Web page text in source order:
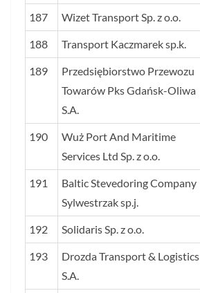
187 Wizet Transport Sp. z o.o.
188 Transport Kaczmarek sp.k.
189
Przedsiębiorstwo Przewozu
Towarów Pks Gdańsk-Oliwa
S.A.
190
Wuż Port And Maritime
Services Ltd Sp. z o.o.
191
Baltic Stevedoring Company
Sylwestrzak sp.j.
192 Solidaris Sp. z o.o.
193
Drozda Transport & Logistics
S.A.